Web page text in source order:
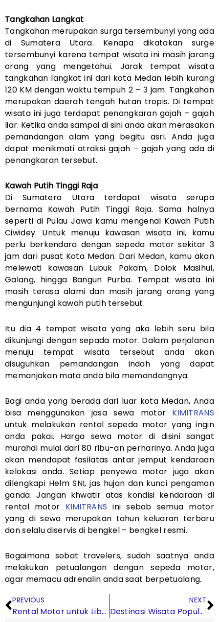
Tangkahan Langkat
Tangkahan merupakan surga tersembunyi yang ada
di Sumatera Utara. Kenapa dikatakan surge
tersembunyi karena tempat wisata ini masih jarang
orang yang mengetahui. Jarak tempat wisata
tangkahan langkat ini dari kota Medan lebih kurang
120 KM dengan waktu tempuh 2 – 3 jam. Tangkahan
merupakan daerah tengah hutan tropis. Di tempat
wisata ini juga terdapat penangkaran gajah – gajah
liar. Ketika anda sampai di sini anda akan merasakan
pemandangan alam yang begitu asri. Anda juga
dapat menikmati atraksi gajah – gajah yang ada di
penangkaran tersebut.
Kawah Putih Tinggi Raja
Di Sumatera Utara terdapat wisata serupa
bernama Kawah Putih Tinggi Raja. Sama halnya
seperti di Pulau Jawa kamu mengenal Kawah Putih
Ciwidey. Untuk menuju kawasan wisata ini, kamu
perlu berkendara dengan sepeda motor sekitar 3
jam dari pusat Kota Medan. Dari Medan, kamu akan
melewati kawasan Lubuk Pakam, Dolok Masihul,
Galang, hingga Bangun Purba. Tempat wisata ini
masih terasa alami dan masih jarang orang yang
mengunjungi kawah putih tersebut.
Itu dia 4 tempat wisata yang aka lebih seru bila
dikunjungi dengan sepada motor. Dalam perjalanan
menuju tempat wisata tersebut anda akan
disuguhkan pemandangan indah yang dapat
memanjakan mata anda bila memandangnya.
Bagi anda yang berada dari luar kota Medan, Anda
bisa menggunakan jasa sewa motor KIMITRANS
untuk melakukan rental sepeda motor yang ingin
anda pakai. Harga sewa motor di disini sangat
murahdi mulai dari 80 ribu-an perharinya. Anda juga
akan mendapat fasilatas antar jemput kendaraan
kelokasi anda. Setiap penyewa motor juga akan
dilengkapi Helm SNI, jas hujan dan kunci pengaman
ganda. Jangan khwatir atas kondisi kendaraan di
rental motor KIMITRANSini sebab semua motor
yang di sewa merupakan tahun keluaran terbaru
dan selalu diservis di bengkel – bengkel resmi.
Bagaimana sobat travelers, sudah saatnya anda
melakukan petualangan dengan sepeda motor,
agar memacu adrenalin anda saat berpetualang.
Prev
PREVIOUS
Rental Motor untuk Liburan Natal dan Tahun Baru di Medan
NEXT
Destinasi Wisata Populer Sumatera Utara tahun 2022